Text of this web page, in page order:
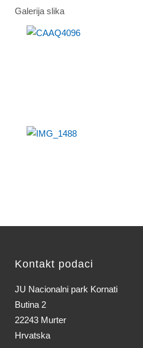
Galerija slika
Kontakt podaci
JU Nacionalni park Kornati
Butina 2
22243 Murter
Hrvatska